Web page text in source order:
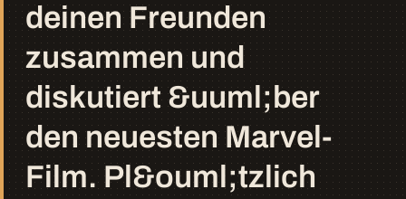
deinen Freunden
zusammen und
diskutiert &uuml;ber
den neuesten Marvel-
Film. Pl&ouml;tzlich